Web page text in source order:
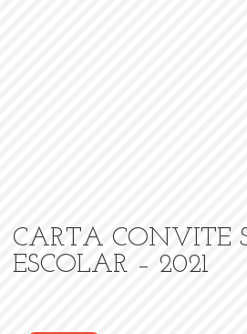
CARTA CONVITE
ESCOLAR – 2021